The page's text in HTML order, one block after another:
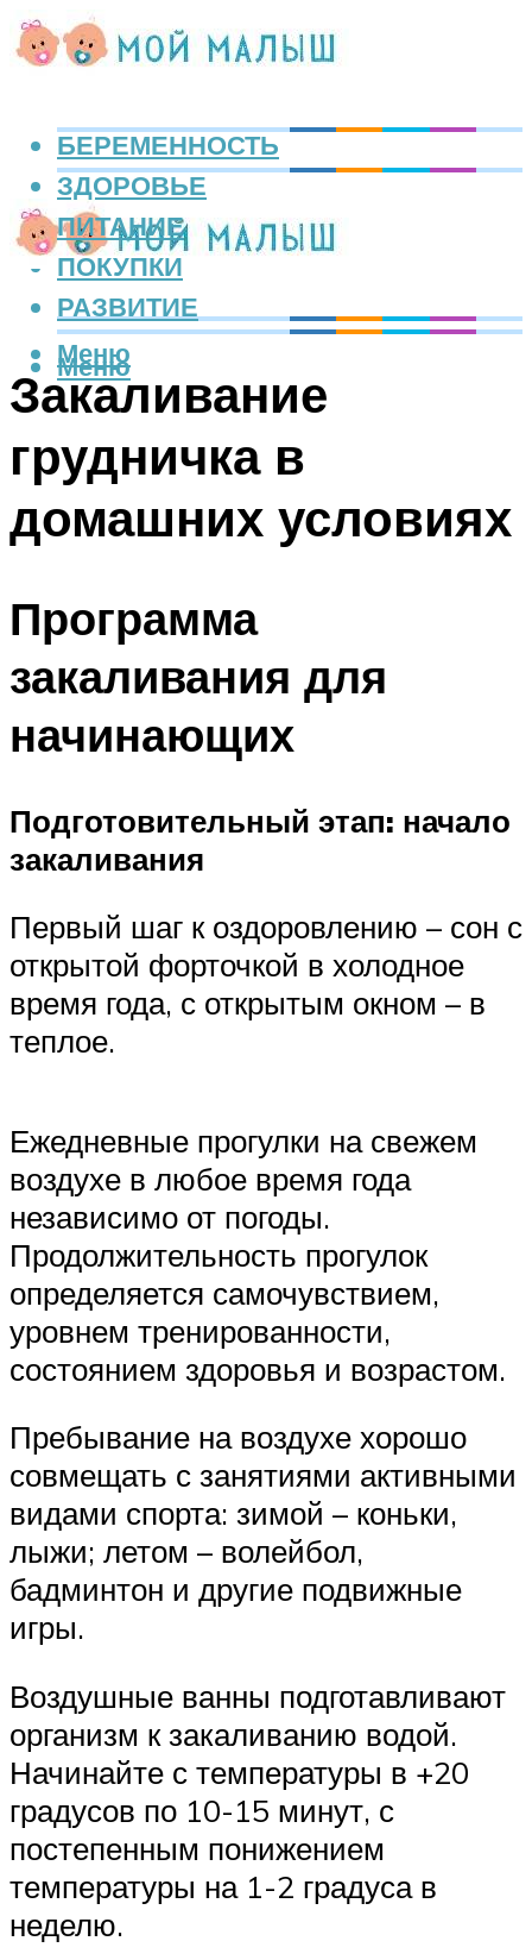
БЕРЕМЕННОСТЬ
ЗДОРОВЬЕ
ПИТАНИЕ
ПОКУПКИ
РАЗВИТИЕ
Меню
Меню
Закаливание
грудничка в
домашних условиях
Программа
закаливания для
начинающих
Подготовительный этап: начало
закаливания
Первый шаг к оздоровлению – сон с
открытой форточкой в холодное
время года, с открытым окном – в
теплое.
Ежедневные прогулки на свежем
воздухе в любое время года
независимо от погоды.
Продолжительность прогулок
определяется самочувствием,
уровнем тренированности,
состоянием здоровья и возрастом.
Пребывание на воздухе хорошо
совмещать с занятиями активными
видами спорта: зимой – коньки,
лыжи; летом – волейбол,
бадминтон и другие подвижные
игры.
Воздушные ванны подготавливают
организм к закаливанию водой.
Начинайте с температуры в +20
градусов по 10-15 минут, с
постепенным понижением
температуры на 1-2 градуса в
неделю.